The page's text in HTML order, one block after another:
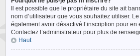
Il est possible que le propriétaire du site ait
nom d’utilisateur que vous souhaitez utiliser.
également avoir désactivé l’inscription pour
Contactez l’administrateur pour plus de
Haut